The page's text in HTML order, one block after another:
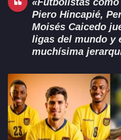
Piero Hincapié,
Moisés Caicedo
ligas del mundo y
muchísima